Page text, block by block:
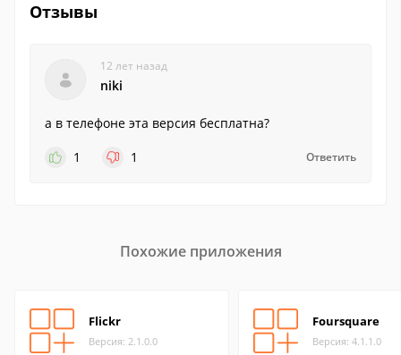
Отзывы
12 лет назад
niki
а в телефоне эта версия бесплатна?
1
1 Ответить
Похожие приложения
Flickr
Версия: 2.1.0.0
Foursquare
Версия: 4.1.1.0